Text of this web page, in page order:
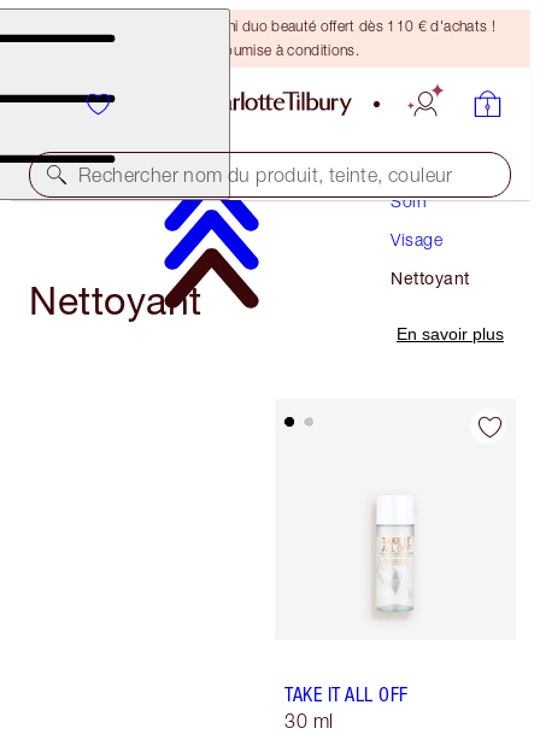
DERNIÈRE CHANCE ! Un mini duo beauté offert dès 110 € d'achats !
Offre soumise à conditions.
Rechercher nom du produit, teinte, couleur
Soin
Visage
Nettoyant
Nettoyant
En savoir plus
TAKE IT ALL OFF
30 ml